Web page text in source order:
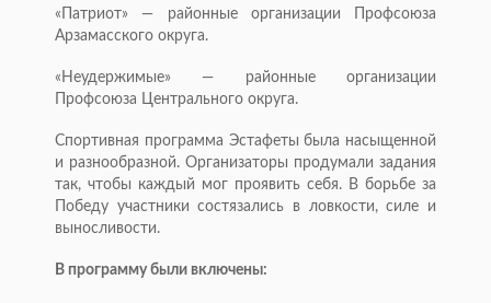
«Патриот» — районные организации Профсоюза
Арзамасского округа.
«Неудержимые» — районные организации
Профсоюза Центрального округа.
Спортивная программа Эстафеты была насыщенной
и разнообразной. Организаторы продумали задания
так, чтобы каждый мог проявить себя. В борьбе за
Победу участники состязались в ловкости, силе и
выносливости.
В программу были включены: